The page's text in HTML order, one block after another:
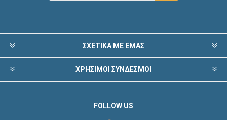
ΣΧΕΤΙΚΑ ΜΕ ΕΜΑΣ
ΧΡΗΣΙΜΟΙ ΣΥΝΔΕΣΜΟΙ
FOLLOW US